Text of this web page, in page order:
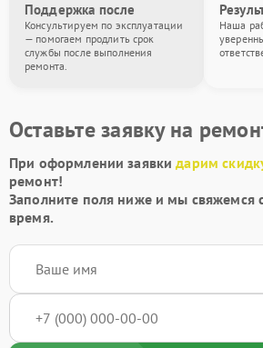
Поддержка после
Консультируем по эксплуатации
— помогаем продлить срок
службы после выполнения
ремонта.
Наша
Оставьте заявку на
При оформлении заявкидарим
ремонт!
Заполните поля ниже и мы свяжемся
время.